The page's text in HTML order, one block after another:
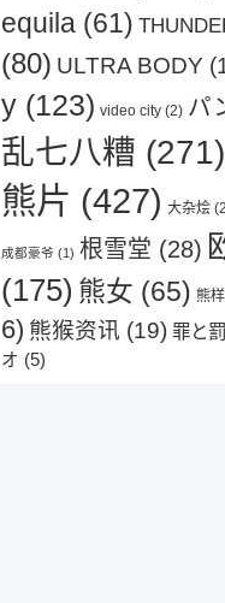
equila(61)
(80) ULTRA BODY
y(123) video city(2) パ
乱七八糟 (271)
熊片 (427) 大杂烩
成都豪爷 (1) 根雪堂 (28)
(175) 熊女 (65) 熊
6) 熊猴资讯 (19) 罪と
オ (5)